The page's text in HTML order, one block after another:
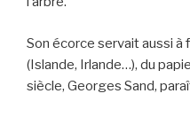
Son écorce servait aussi à
(Islande, Irlande…), du
siècle, Georges Sand,